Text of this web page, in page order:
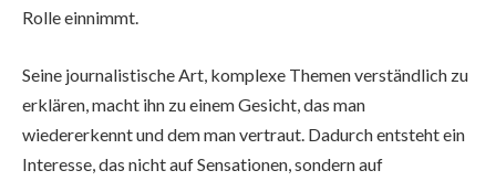
Rolle einnimmt.
Seine journalistische Art, komplexe Themen verständlich zu
erklären, macht ihn zu einem Gesicht, das man
wiedererkennt und dem man vertraut. Dadurch entsteht ein
Interesse, das nicht auf Sensationen, sondern auf